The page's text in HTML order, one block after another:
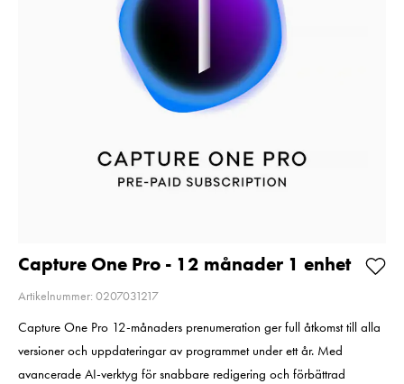
Pris:990 kr
990 kr
I lager
Capture One Pro - 12 månader 1 enhet
Artikelnummer: 0207031217
Capture One Pro 12-månaders prenumeration ger full åtkomst till alla
versioner och uppdateringar av programmet under ett år. Med
avancerade AI-verktyg för snabbare redigering och förbättrad